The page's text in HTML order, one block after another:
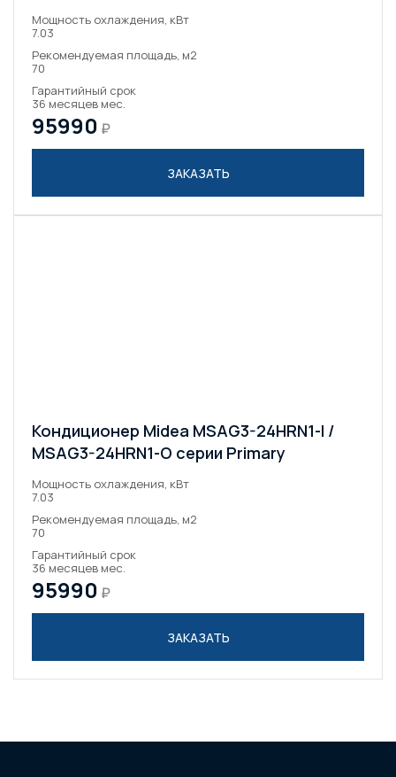
Кондиционер Midea MSAG3-24HRN1-I /
MSAG3-24HRN1-O серии Primary
Мощность охлаждения, кВт
7.03
Рекомендуемая площадь, м2
70
Гарантийный срок
36 месяцев мес.
95990 ₽
ЗАКАЗАТЬ
Мощность охлаждения, кВт
7.03
Рекомендуемая площадь, м2
70
Гарантийный срок
36 месяцев мес.
95990 ₽
ЗАКАЗАТЬ